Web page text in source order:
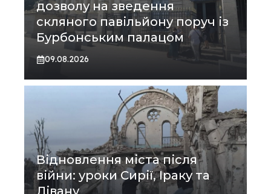
дозволу на зведення
скляного павільйону поруч із
Бурбонським палацом
09.08.2026
Відновлення міста після
війни: уроки Сирії, Іраку та
Лівану